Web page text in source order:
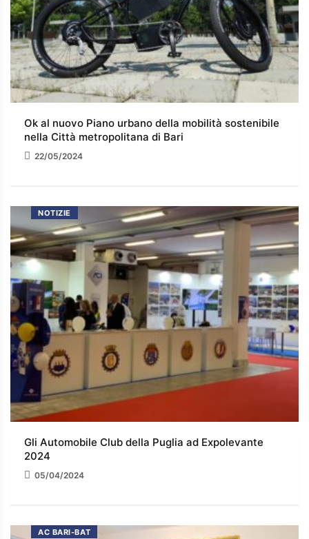
Ok al nuovo Piano urbano della mobilità sostenibile
nella Città metropolitana di Bari
22/05/2024
NOTIZIE
Gli Automobile Club della Puglia ad Expolevante
2024
05/04/2024
AC BARI-BAT